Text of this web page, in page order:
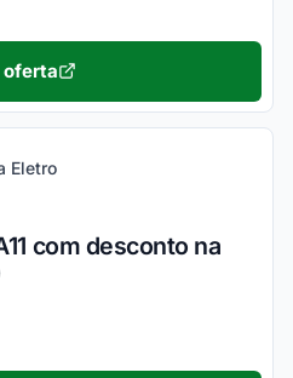
oferta
Eletro
com desconto na